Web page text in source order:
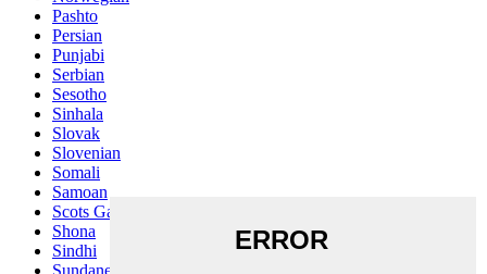
Pashto
Persian
Punjabi
Serbian
Sesotho
Sinhala
Slovak
Slovenian
Somali
Samoan
Scots Gaelic
Shona
Sindhi
Sundanese